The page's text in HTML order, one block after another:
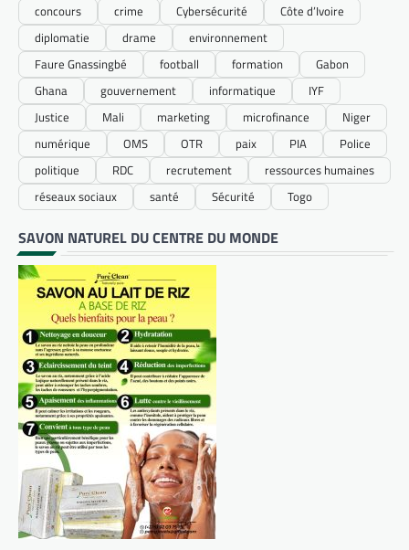
concours
crime Cybersécurité
Côte d’Ivoire
diplomatie
drame
environnement
Faure Gnassingbé
football formation
Gabon
Ghana
gouvernement informatique
IYF
Justice
Mali marketing microfinance
Niger
numérique
OMS OTR paix PIA
Police
politique
RDC recrutement
ressources humaines
réseaux sociaux
santé Sécurité Togo
SAVON NATUREL DU CENTRE DU MONDE